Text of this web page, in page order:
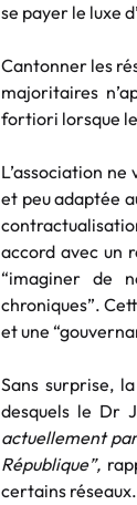
se payer le luxe
Cantonner les
majoritaires
fortiori lorsque
L’association
et peu adaptée
accord avec un
“imaginer de
chroniques”.
et une
Sans surprise,
desquels le Dr
actuellement
République”,
certains